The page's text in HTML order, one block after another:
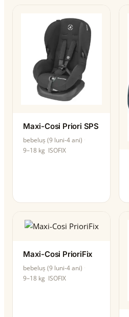
Maxi-Cosi Priori SPS
bebeluș (9 luni-4 ani)
9–18 kg ISOFIX
Maxi-Cosi PrioriFix
bebeluș (9 luni-4 ani)
9–18 kg ISOFIX